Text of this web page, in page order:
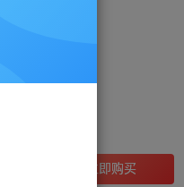
立即购买